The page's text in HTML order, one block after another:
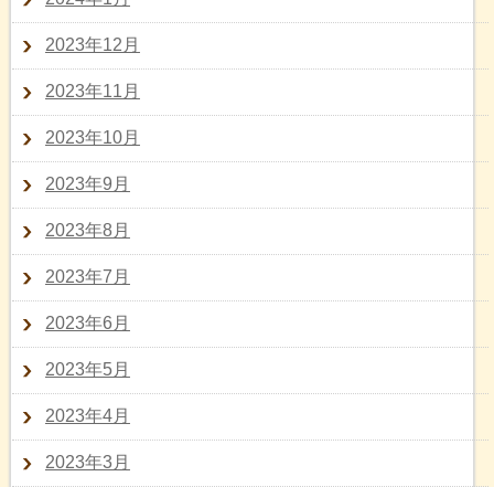
2023年12月
2023年11月
2023年10月
2023年9月
2023年8月
2023年7月
2023年6月
2023年5月
2023年4月
2023年3月